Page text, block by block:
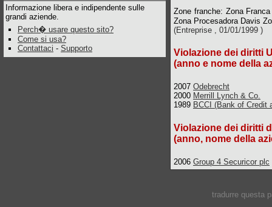
Informazione libera e indipendente sulle
grandi aziende.
Perch� usare questo sito?
Come si usa?
Contattaci - Supporto
Zone franche: Zona
Zona Procesadora Davis
(Entreprise , 01/01/1999 )
Violazione dei diritti
(anno e nome della
2007 Odebrecht
2000 Merrill Lynch & Co.
1989 BCCI (Bank of Credit
Violazione dei diritti
(anno, nome della
2006 Group 4 Securicor plc
tradurre questa